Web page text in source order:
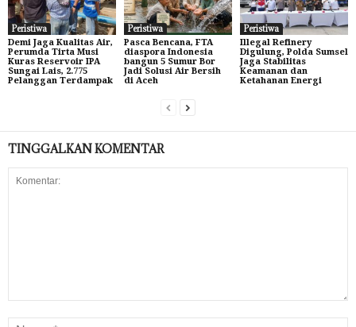
Peristiwa
Demi Jaga Kualitas Air,
Perumda Tirta Musi
Kuras Reservoir IPA
Sungai Lais, 2.775
Pelanggan Terdampak
Peristiwa
Pasca Bencana, FTA
diaspora Indonesia
bangun 5 Sumur Bor
Jadi Solusi Air Bersih
di Aceh
Peristiwa
Illegal Refinery
Digulung, Polda Sumsel
Jaga Stabilitas
Keamanan dan
Ketahanan Energi
TINGGALKAN KOMENTAR